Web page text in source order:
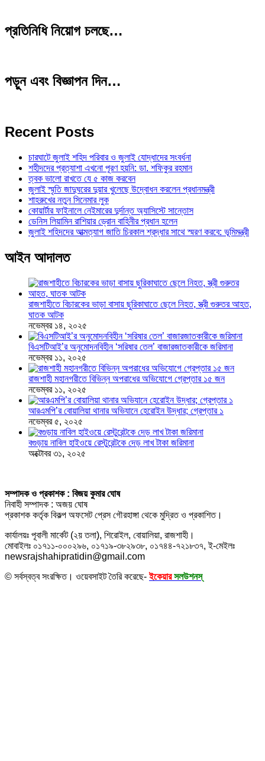
প্রতিনিধি নিয়োগ চলছে…
পড়ুন এবং বিজ্ঞাপন দিন…
Recent Posts
চারঘাটে জুলাই শহিদ পরিবার ও জুলাই যোদ্ধাদের সংবর্ধনা
শহীদদের প্রত্যাশা এখনো পূরণ হয়নি: ডা. শফিকুর রহমান
ত্বক ভালো রাখতে যে ৫ কাজ করবেন
জুলাই স্মৃতি জাদুঘরের দুয়ার খুলেছে উদ্বোধন করলেন প্রধানমন্ত্রী
শাহরুখের নতুন সিনেমার লুক
কোয়ার্টার ফাইনালে নেইমারের দুর্দান্ত অ্যাসিস্টে সান্তোস
ডেনিস লিয়ামিন রাশিয়ার ড্রোন বাহিনীর প্রধান হলেন
জুলাই শহিদদের আত্মত্যাগ জাতি চিরকাল শ্রদ্ধার সাথে স্মরণ করবে: ভূমিমন্ত্রী
আইন আদালত
রাজশাহীতে বিচারকের ভাড়া বাসায় ছুরিকাঘাতে ছেলে নিহত, স্ত্রী গুরুতর আহত,
ঘাতক আটক
নভেম্বর ১৪, ২০২৫
বিএসটিআই’র অনুমোদনবিহীন ‘সরিষার তেল’ বাজারজাতকারীকে জরিমানা
নভেম্বর ১১, ২০২৫
রাজশাহী মহানগরীতে বিভিন্ন অপরাধের অভিযোগে গ্রেপ্তার ১৫ জন
নভেম্বর ১১, ২০২৫
আরএমপি’র বোয়ালিয়া থানার অভিযানে হেরোইন উদ্ধার; গ্রেপ্তার ১
নভেম্বর ৫, ২০২৫
বগুড়ায় নাবিল হাইওয়ে রেস্টুরেন্টকে দেড় লাখ টাকা জরিমানা
অক্টোবর ৩১, ২০২৫
সম্পাদক ও প্রকাশক : বিজয় কুমার ঘোষ
নিবাহী সম্পাদক : অজয় ঘোষ
প্রকাশক কর্তৃক বিকল্প অফসেট প্রেস গৌরহাঙ্গা থেকে মুদ্রিত ও প্রকাশিত।
কার্যালয়ঃ পূবালী মার্কেট (২য় তলা), শিরোইল, বোয়ালিয়া, রাজশাহী।
মোবাইলঃ ০১৭১১-০০০২৯৬, ০১৭১৯-৩৮২৯৩৮, ০১৭৪৪-৭২১৮৩৭, ই-মেইলঃ
newsrajshahipratidin@gmail.com
© সর্বস্বত্ব সংরক্ষিত। ওয়েবসাইট তৈরি করেছে-ইকেয়ার সলউশনস্